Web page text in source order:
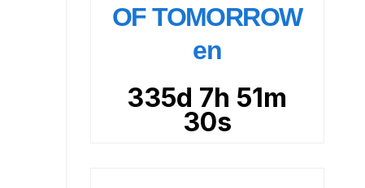
OF TOMORROW
en
335d 7h 51m
28s